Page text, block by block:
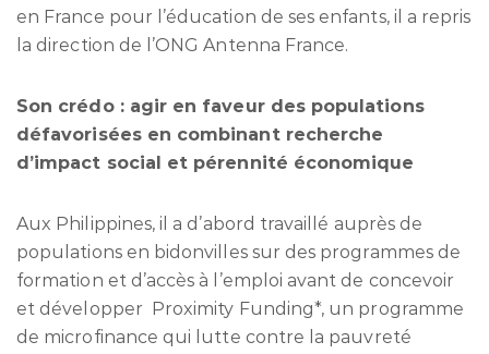
en France pour l’éducation de ses enfants, il a repris
la direction de l’ONG Antenna France.
Son crédo : agir en faveur des populations
défavorisées en combinant recherche
d’impact social et pérennité économique
Aux Philippines, il a d’abord travaillé auprès de
populations en bidonvilles sur des programmes de
formation et d’accès à l’emploi avant de concevoir
et développer Proximity Funding*, un programme
de microfinance qui lutte contre la pauvreté